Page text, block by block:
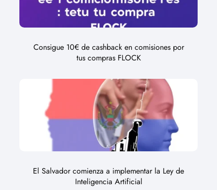
Consigue 10€ de cashback en comisiones por
tus compras FLOCK
El Salvador comienza a implementar la Ley de
Inteligencia Artificial